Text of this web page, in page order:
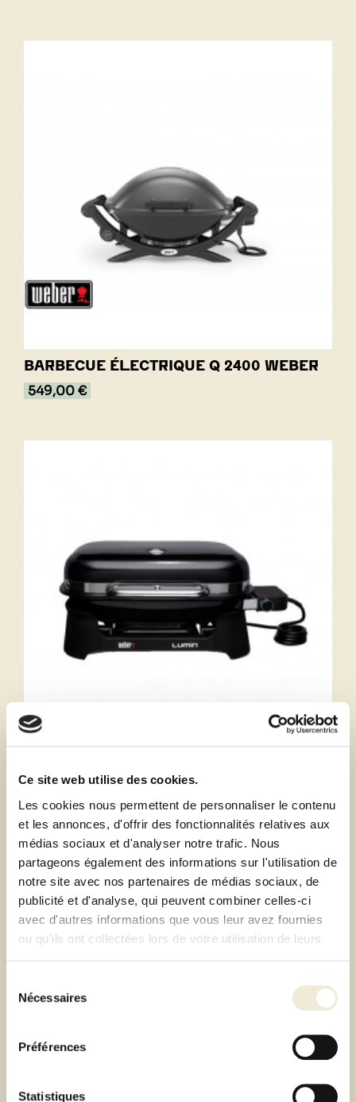
Ce site web utilise des cookies.
Les cookies nous permettent de personnaliser le contenu
et les annonces, d'offrir des fonctionnalités relatives aux
médias sociaux et d'analyser notre trafic. Nous
partageons également des informations sur l'utilisation de
notre site avec nos partenaires de médias sociaux, de
publicité et d'analyse, qui peuvent combiner celles-ci
avec d'autres informations que vous leur avez fournies
ou qu'ils ont collectées lors de votre utilisation de leurs
Nécessaires
Préférences
Statistiques
BARBECUE ÉLECTRIQUE Q 2400 WEBER
549,00 €
WEBER
599,00 €
Promo